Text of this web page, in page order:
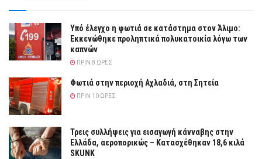
Yπό έλεγχο η φωτιά σε κατάστημα στον Άλιμο:
Εκκενώθηκε προληπτικά πολυκατοικία λόγω των
καπνών
ΠΡΙΝ 8 ΏΡΕΣ
Φωτιά στην περιοχή Αχλαδιά, στη Σητεία
ΠΡΙΝ 10 ΏΡΕΣ
Τρεις συλλήψεις για εισαγωγή κάνναβης στην
Ελλάδα, αεροπορικώς – Κατασχέθηκαν 18,6 κιλά
SKUNK